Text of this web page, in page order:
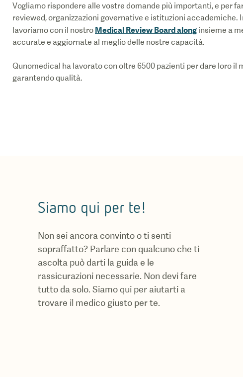
Vogliamo rispondere alle vostre domande più importanti, e per
reviewed, organizzazioni governative e istituzioni accademiche.
lavoriamo con il nostro Medical Review Board along insieme a
accurate e aggiornate al meglio delle nostre capacità.
Qunomedical ha lavorato con oltre 6500 pazienti per dare loro
garantendo qualità.
Siamo qui per te!
Non sei ancora convinto o ti senti
sopraffatto? Parlare con qualcuno che ti
ascolta può darti la guida e le
rassicurazioni necessarie. Non devi fare
tutto da solo. Siamo qui per aiutarti a
trovare il medico giusto per te.